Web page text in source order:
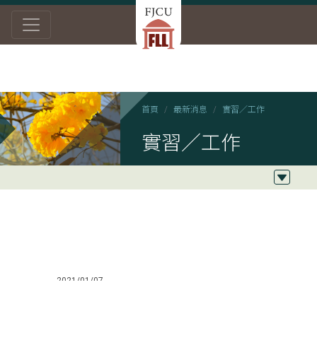
首頁 最新消息 實習／工作
實習／工作
2021/01/07